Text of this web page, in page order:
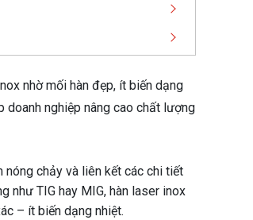
nhờ mối hàn đẹp, ít biến dạng
doanh nghiệp nâng cao chất lượng
chảy và liên kết các chi tiết
như TIG hay MIG, hàn laser inox
– ít biến dạng nhiệt.